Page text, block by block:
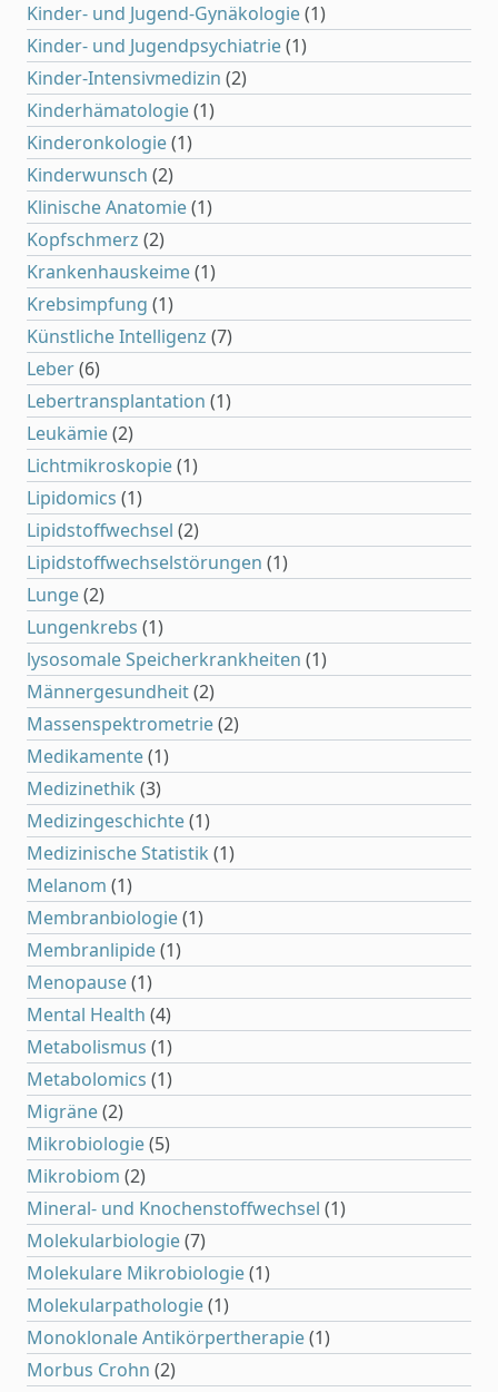
Kinder- und Jugend-Gynäkologie(1)
Kinder- und Jugendpsychiatrie(1)
Kinder-Intensivmedizin (2)
Kinderhämatologie(1)
Kinderonkologie(1)
Kinderwunsch (2)
Klinische Anatomie(1)
Kopfschmerz (2)
Krankenhauskeime(1)
Krebsimpfung (1)
Künstliche Intelligenz (7)
Leber(6)
Lebertransplantation (1)
Leukämie(2)
Lichtmikroskopie(1)
Lipidomics (1)
Lipidstoffwechsel (2)
Lipidstoffwechselstörungen (1)
Lunge(2)
Lungenkrebs (1)
lysosomale Speicherkrankheiten (1)
Männergesundheit(2)
Massenspektrometrie(2)
Medikamente(1)
Medizinethik (3)
Medizingeschichte(1)
Medizinische Statistik (1)
Melanom (1)
Membranbiologie(1)
Membranlipide(1)
Menopause(1)
Mental Health (4)
Metabolismus (1)
Metabolomics (1)
Migräne(2)
Mikrobiologie(5)
Mikrobiom (2)
Mineral- und Knochenstoffwechsel (1)
Molekularbiologie(7)
Molekulare Mikrobiologie(1)
Molekularpathologie(1)
Monoklonale Antikörpertherapie(1)
Morbus Crohn (2)